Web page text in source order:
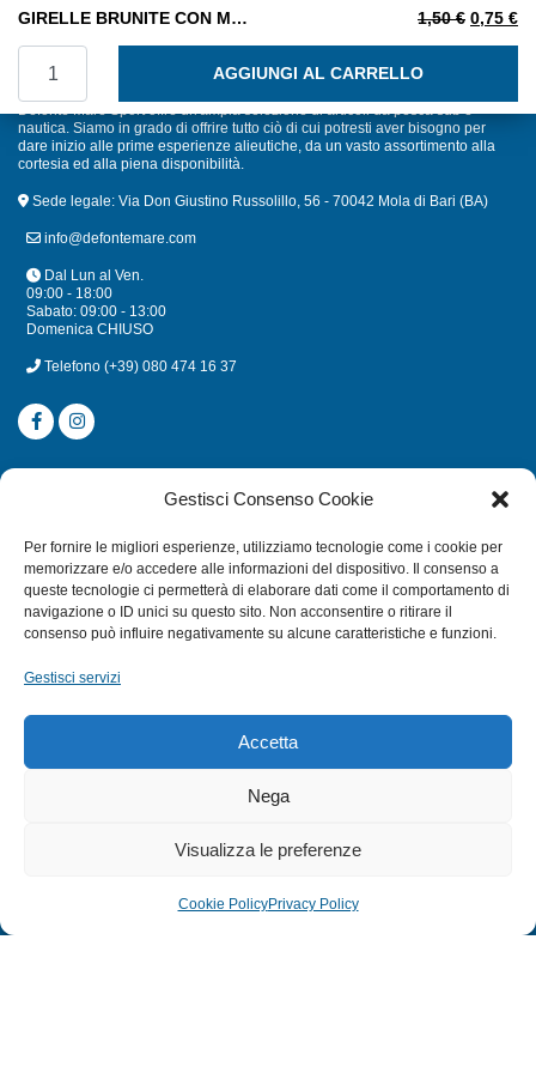
Gestisci Consenso Cookie
Per fornire le migliori esperienze, utilizziamo tecnologie come i cookie per
memorizzare e/o accedere alle informazioni del dispositivo. Il consenso a
queste tecnologie ci permetterà di elaborare dati come il comportamento di
navigazione o ID unici su questo sito. Non acconsentire o ritirare il
consenso può influire negativamente su alcune caratteristiche e funzioni.
Gestisci servizi
Accetta
Nega
Visualizza le preferenze
Cookie PolicyPrivacy Policy
GIRELLE BRUNITE CON MOSCHETTONE M. 18 BUSTA 12 PZ. 1,50€ Il
0,75 €Il
AGGIUNGI AL CARRELLO
Defonte Mare Sport offre un'ampia selezione di articoli da pesca sub e
nautica. Siamo in grado di offrire tutto ciò di cui potresti aver bisogno per
dare inizio alle prime esperienze alieutiche, da un vasto assortimento alla
cortesia ed alla piena disponibilità.
Sede legale: Via Don Giustino Russolillo, 56 - 70042 Mola di Bari (BA)
info@defontemare.com
Dal Lun al Ven.
09:00 - 18:00
Sabato: 09:00 - 13:00
Domenica CHIUSO
Telefono (+39) 080 474 16 37
CATEGORIE
MULINELLI
CANNE
ACCESSORI NAUTICI
TERMINI E CONDIZIONI